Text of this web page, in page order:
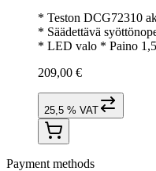
* Teston DCG72310
* Säädettävä
* LED valo * Paino
209,00 €
25,5 % VAT
Payment methods